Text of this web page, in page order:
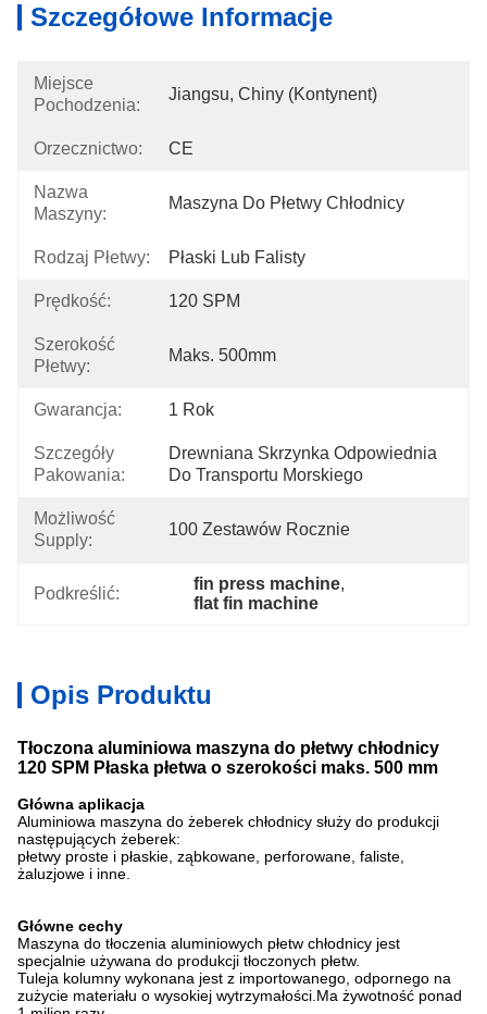
Szczegółowe Informacje
Miejsce
Pochodzenia:
Jiangsu, Chiny (kontynent)
Orzecznictwo: CE
Nazwa
Maszyny:
Maszyna Do Płetwy Chłodnicy
Rodzaj Płetwy: Płaski Lub Falisty
Prędkość: 120 SPM
Szerokość
Płetwy:
Maks. 500mm
Gwarancja: 1 Rok
Szczegóły
Pakowania:
Drewniana Skrzynka Odpowiednia
Do Transportu Morskiego
Możliwość
Supply:
100 Zestawów Rocznie
Podkreślić:
fin press machine,
flat fin machine
Opis Produktu
Tłoczona aluminiowa maszyna do płetwy chłodnicy
120 SPM Płaska płetwa o szerokości maks. 500 mm
Główna aplikacja
Aluminiowa maszyna do żeberek chłodnicy służy do produkcji
następujących żeberek:
płetwy proste i płaskie, ząbkowane, perforowane, faliste,
żaluzjowe i inne.
Główne cechy
Maszyna do tłoczenia aluminiowych płetw chłodnicy jest
specjalnie używana do produkcji tłoczonych płetw.
Tuleja kolumny wykonana jest z importowanego, odpornego na
zużycie materiału o wysokiej wytrzymałości.Ma żywotność ponad